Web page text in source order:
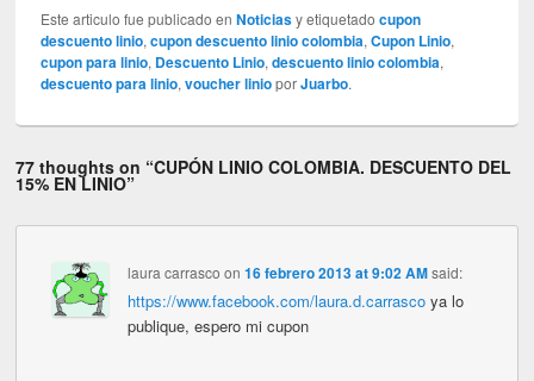
Este articulo fue publicado enNoticiasy etiquetadocupon
descuento linio,cupon descuento linio colombia,Cupon Linio,
cupon para linio, Descuento Linio,descuento linio colombia,
descuento para linio,voucher linioporJuarbo.
77 thoughts on “CUPÓN LINIO COLOMBIA. DESCUENTO DEL
15% EN LINIO”
laura carrasco on 16 febrero 2013 at 9:02 AM said:
https://www.facebook.com/laura.d.carrascoya lo
publique, espero mi cupon